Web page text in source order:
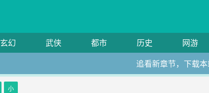
玄幻 武侠 都市 历史 网游
追看新章节，下载
小